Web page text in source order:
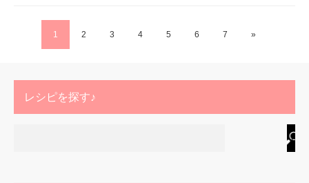
1 2 3 4 5 6 7 »
レシピを探す♪